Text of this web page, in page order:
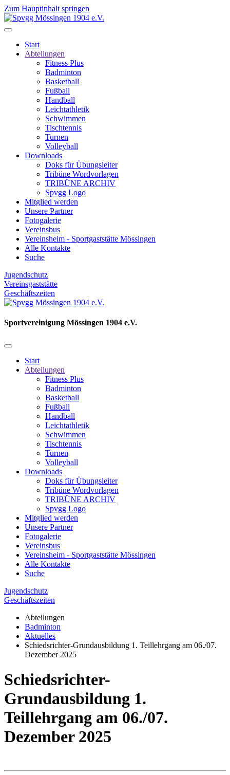
Zum Hauptinhalt springen
Start
Abteilungen
Fitness Plus
Badminton
Basketball
Fußball
Handball
Leichtathletik
Schwimmen
Tischtennis
Turnen
Volleyball
Downloads
Doks für Übungsleiter
Tribüne Wordvorlagen
TRIBÜNE ARCHIV
Spvgg Logo
Mitglied werden
Unsere Partner
Fotogalerie
Vereinsbus
Vereinsheim - Sportgaststätte Mössingen
Alle Kontakte
Suche
Jugendschutz
Vereinsgaststätte
Geschäftszeiten
Sportvereinigung Mössingen 1904 e.V.
Start
Abteilungen
Fitness Plus
Badminton
Basketball
Fußball
Handball
Leichtathletik
Schwimmen
Tischtennis
Turnen
Volleyball
Downloads
Doks für Übungsleiter
Tribüne Wordvorlagen
TRIBÜNE ARCHIV
Spvgg Logo
Mitglied werden
Unsere Partner
Fotogalerie
Vereinsbus
Vereinsheim - Sportgaststätte Mössingen
Alle Kontakte
Suche
Jugendschutz
Geschäftszeiten
Abteilungen
Badminton
Aktuelles
Schiedsrichter-Grundausbildung 1. Teillehrgang am 06./07.
Dezember 2025
Schiedsrichter-
Grundausbildung 1.
Teillehrgang am 06./07.
Dezember 2025